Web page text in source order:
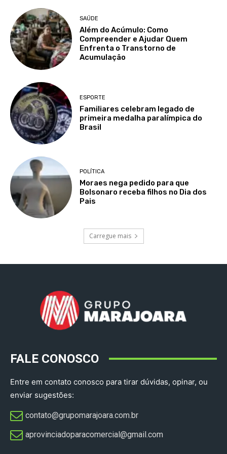
SAÚDE
Além do Acúmulo: Como
Compreender e Ajudar Quem
Enfrenta o Transtorno de
Acumulação
ESPORTE
Familiares celebram legado de
primeira medalha paralímpica do
Brasil
POLÍTICA
Moraes nega pedido para que
Bolsonaro receba filhos no Dia dos
Pais
Carregue mais
FALE CONOSCO
Entre em contato conosco para tirar dúvidas, opinar, ou
enviar sugestões:
contato@grupomarajoara.com.br
aprovinciadoparacomercial@gmail.com​